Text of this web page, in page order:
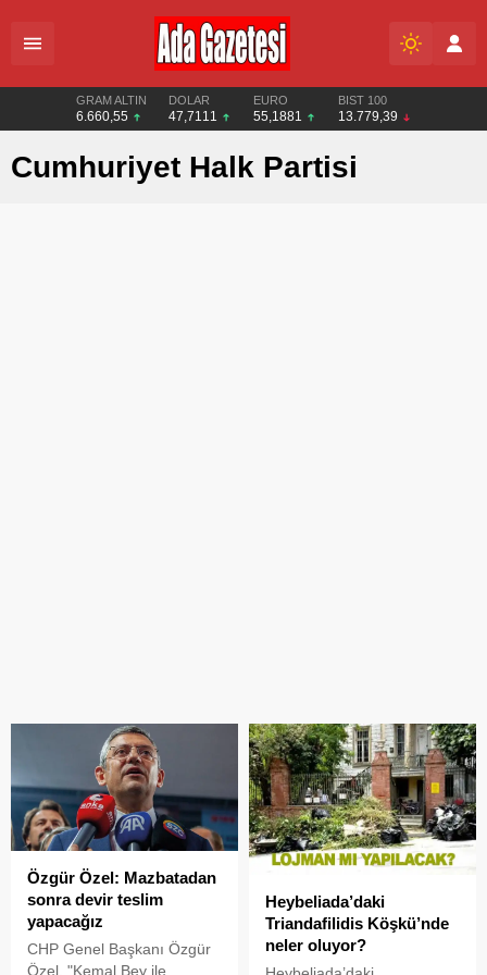
GRAM ALTIN
6.660,55
DOLAR
47,7111
EURO
55,1881
BIST 100
13.779,39
Cumhuriyet Halk Partisi
Özgür Özel: Mazbatadan
sonra devir teslim
yapacağız
CHP Genel Başkanı Özgür
Özel, "Kemal Bey ile
Heybeliada’daki
Triandafilidis Köşkü’nde
neler oluyor?